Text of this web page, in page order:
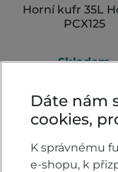
Horní kufr 35L
PCX125
Skladem
Kč
Dáte nám
cookies,
K správnému
e-shopu, k